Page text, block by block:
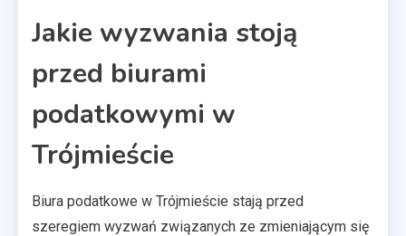
Jakie wyzwania stoją
przed biurami
podatkowymi w
Trójmieście
Biura podatkowe w Trójmieście stają przed
szeregiem wyzwań związanych ze zmieniającym się